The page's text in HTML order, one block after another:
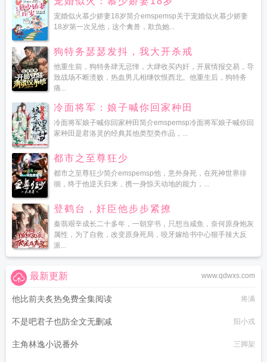
宠婚似火慕少娇妻18岁简介emspemsp关于宠婚似火慕少娇妻
18岁第一次见他，这个禽兽，欺负她...
狗特务瑟瑟发抖，我大开杀戒
他重生前，狗特务肆无忌惮，大肆收买内奸，开展情报交易，导
致战场不断溃败，热血男儿相继饮恨西北。他重生后，狗特务
痛...
冷面将军：娘子喊你回家种田
冷面将军娘子喊你回家种田简介emspemsp冷面将军娘子喊你回
家种田是君洛灵的经典其他类型类作品，...
都市之至尊狂少
都市之至尊狂少简介emspemsp他，意外身死，在死神世界徘
徊，终于他逆天归来，携一身惊天动地的能力，...
登鹤台，奸臣他步步紧撩
秦翡艰辛成长二十多年，一朝穿书，只想当咸鱼，奈何原身炮灰
属性，为了自救，改变原身死局，咬牙嫁给书中心狠手辣大反
派...
www.qdwxs.com
最新更新
他比前夫炙热免费全集阅读 将满
不是吧君子也防全文无删减 阳小戎
主角林逸小说番外 三脚架